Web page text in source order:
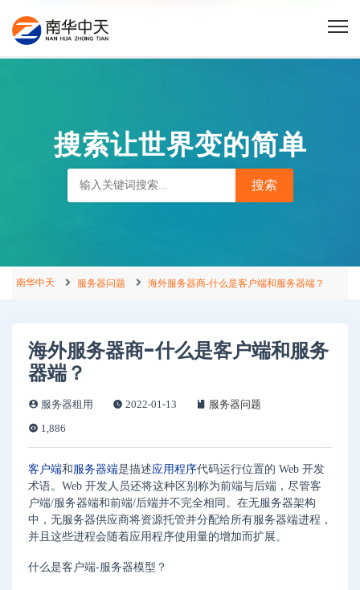
搜索让世界变的简单
南华中天 服务器问题 海外服务器商-什么是客户端和服务器端？
海外服务器商-什么是客户端和服务
器端？
服务器租用 2022-01-13
服务器问题
1,886
客户端和 服务器端是描述应用程序代码运行位置的 Web 开发
术语。Web 开发人员还将这种区别称为前端与后端，尽管客
户端/服务器端和前端/后端并不完全相同。在无服务器架构
中，无服务器供应商将资源托管并分配给所有服务器端进程，
并且这些进程会随着应用程序使用量的增加而扩展。
什么是客户端-服务器模型？